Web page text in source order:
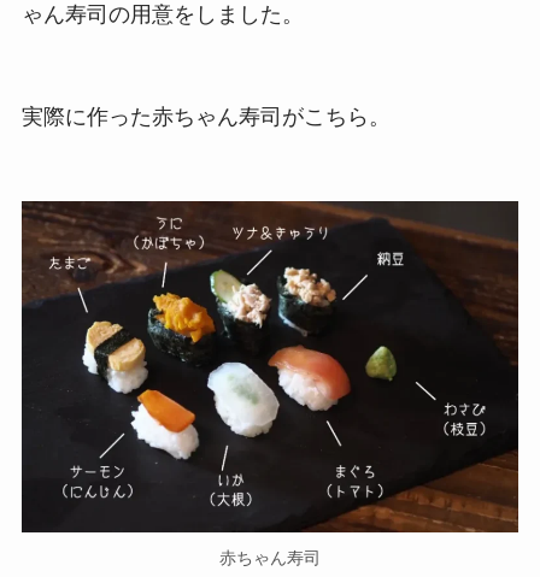
ゃん寿司の用意をしました。
実際に作った赤ちゃん寿司がこちら。
赤ちゃん寿司